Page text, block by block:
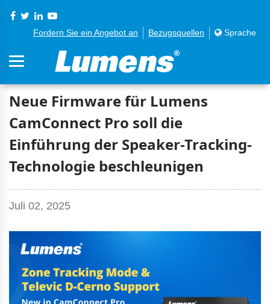
Fordern Sie ein Angebot an Bezugsquellen Sprache
Neue Firmware für Lumens
CamConnect Pro soll die
Einführung der Speaker-Tracking-
Technologie beschleunigen
Juli 02, 2025